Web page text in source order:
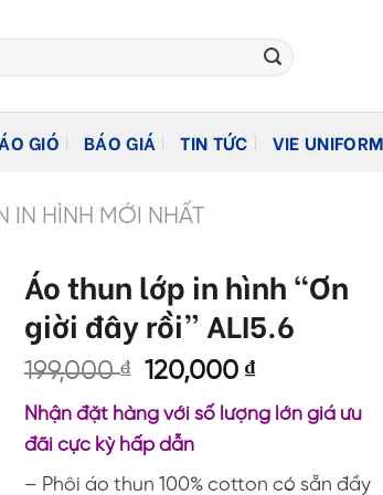
ÁO GIÓ BÁO GIÁ TIN TỨC VIE UNIFORM
IN HÌNH MỚI NHẤT
Áo thun lớp in hình “Ơn
giời đây rồi” ALI5.6
199,000₫
Giá
là:
199,000 ₫.
120,000₫Giá
tại
120,000 ₫.
Nhận đặt hàng với số lượng lớn giá ưu
đãi cực kỳ hấp dẫn
– Phôi áo thun 100% cotton có sẵn đầy